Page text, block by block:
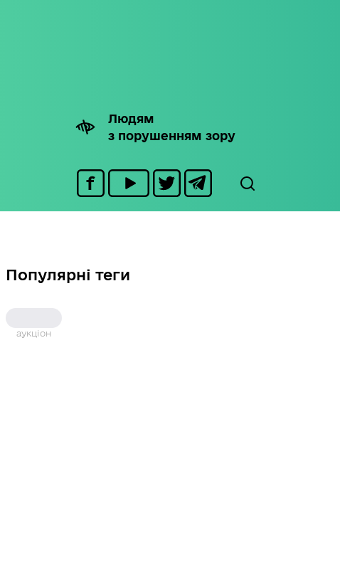
Людям
з порушенням зору
Популярні теги
аукціон